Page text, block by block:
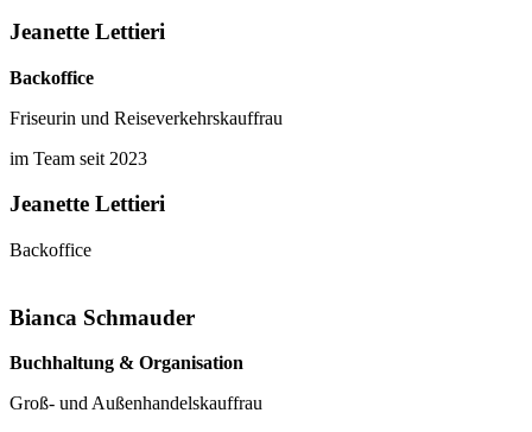
Jeanette Lettieri
Backoffice
Friseurin und Reiseverkehrskauffrau
im Team seit 2023
Jeanette Lettieri
Backoffice
Bianca Schmauder
Buchhaltung & Organisation
Groß- und Außenhandelskauffrau